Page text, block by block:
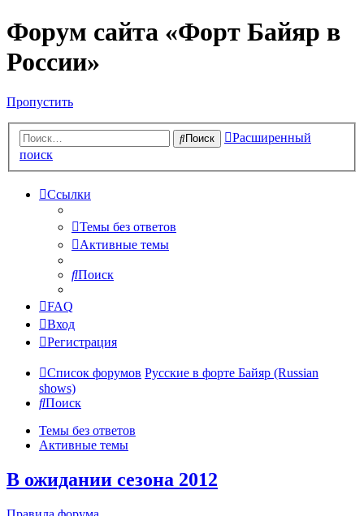
Форум сайта «Форт Байяр в
России»
Пропустить
Поиск
Расширенный
поиск
Ссылки
Темы без ответов
Активные темы
Поиск
FAQ
Вход
Регистрация
Список форумов Русские в форте Байяр (Russian
shows)
Поиск
Темы без ответов
Активные темы
В ожидании сезона 2012